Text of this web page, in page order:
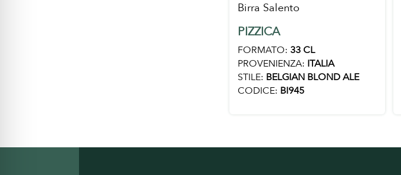
Birra Salento
PIZZICA
FORMATO: 33 CL
PROVENIENZA: ITALIA
STILE: BELGIAN BLOND ALE
CODICE: BI945